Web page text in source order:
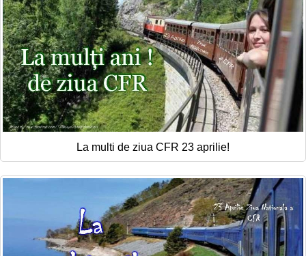
La multi de ziua CFR 23 aprilie!